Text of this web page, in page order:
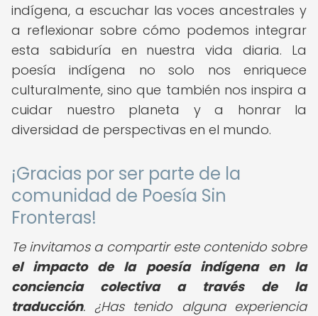
indígena, a escuchar las voces ancestrales y
a reflexionar sobre cómo podemos integrar
esta sabiduría en nuestra vida diaria. La
poesía indígena no solo nos enriquece
culturalmente, sino que también nos inspira a
cuidar nuestro planeta y a honrar la
diversidad de perspectivas en el mundo.
¡Gracias por ser parte de la
comunidad de Poesía Sin
Fronteras!
Te invitamos a compartir este contenido sobre
el impacto de la poesía indígena en la
conciencia colectiva a través de la
traducción. ¿Has tenido alguna experiencia